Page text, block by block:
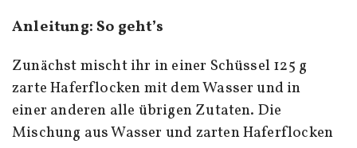
Anleitung: So geht’s
Zunächst mischt ihr in einer Schüssel 125 g
zarte Haferflocken mit dem Wasser und in
einer anderen alle übrigen Zutaten. Die
Mischung aus Wasser und zarten Haferflocken